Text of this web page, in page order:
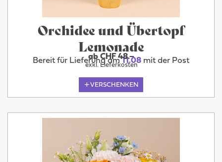
Orchidee und Übertopf
Lemonade
Bereit für Lieferung am11.08 mit der Post
ab CHF 48.–
exkl. Lieferkosten
VERSCHENKEN